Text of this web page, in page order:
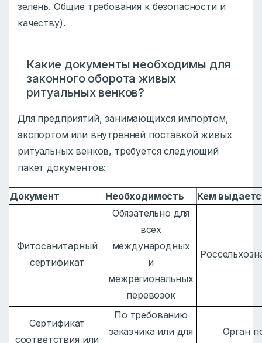
зелень. Общие требования к безопасности и
качеству).
Какие документы необходимы для
законного оборота живых
ритуальных венков?
Для предприятий, занимающихся импортом,
экспортом или внутренней поставкой живых
ритуальных венков, требуется следующий
пакет документов:
Документ Необходимость Кем
Фитосанитарный
сертификат
Обязательно для
всех
международных
и
межрегиональных
перевозок
Сертификат
соответствия или
По требованию
заказчика или для
Орган